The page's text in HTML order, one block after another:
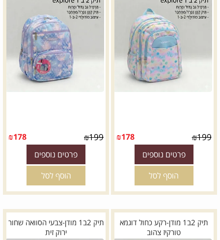
₪199
₪178
פרטים נוספים
הוסף לסל
₪199
₪178
פרטים נוספים
הוסף לסל
תיק 2ב1 מודן-רקע כחול דוגמא
טורקיז צהוב
תיק 2ב1 מודן-צבעי הסוואה שחור
ירוק זית